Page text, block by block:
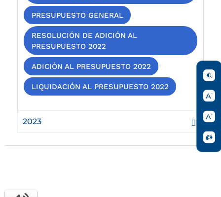
PRESUPUESTO GENERAL
RESOLUCIÓN DE ADICIÓN AL
PRESUPUESTO 2022
ADICIÓN AL PRESUPUESTO 2022
LIQUIDACIÓN AL PRESUPUESTO 2022
2023